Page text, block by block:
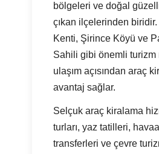
bölgeleri ve doğal
çıkan ilçelerinden
Kenti, Şirince Köyü ve
Sahili gibi önemli turizm
ulaşım açısından araç
avantaj sağlar.
Selçuk araç kiralama
turları, yaz tatilleri,
transferleri ve çevre